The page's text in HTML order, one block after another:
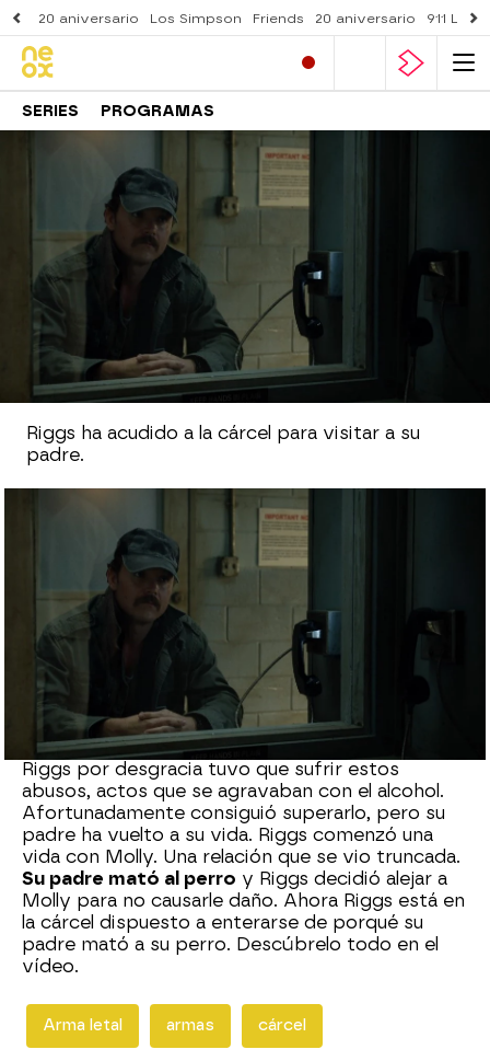
20 aniversario Los Simpson Friends 20 aniversario 911
SERIES PROGRAMAS
Neox » Arma letal » Mejores momentos
MOMENTO DESTACADO
El padre de Riggs se sincera
Riggs ha acudido a la cárcel para visitar a su
padre.
Madrid
Publicado: 19 de agosto de 2021, 23:33
WhatsappFacebook Flipboard
La relación de Riggs con su padre no era buena.
Su padre era alcohólico y maltrataba a su hijo
Riggs por desgracia tuvo que sufrir estos
abusos, actos que se agravaban con el alcohol.
Afortunadamente consiguió superarlo, pero su
padre ha vuelto a su vida. Riggs comenzó una
vida con Molly. Una relación que se vio truncada.
Su padre mató al perro y Riggs decidió alejar a
Molly para no causarle daño. Ahora Riggs está en
la cárcel dispuesto a enterarse de porqué su
padre mató a su perro. Descúbrelo todo en el
vídeo.
Arma letal armas cárcel